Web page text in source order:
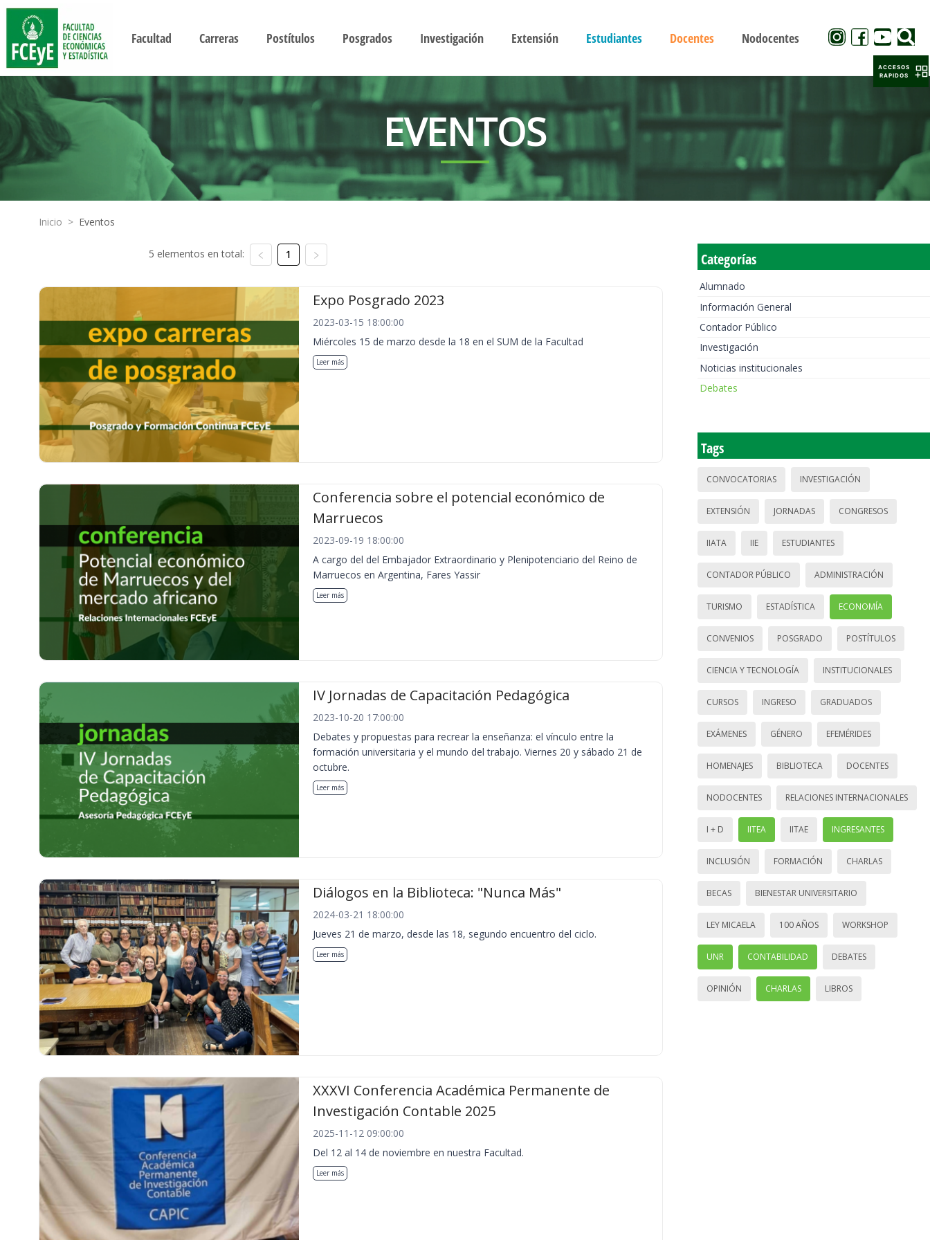
Facultad Carreras Postítulos Posgrados Investigación Extensión Estudiantes Docentes Nodocentes
EVENTOS
Inicio > Eventos
5 elementos en total: 1
Expo Posgrado 2023
2023-03-15 18:00:00
Miércoles 15 de marzo desde la 18 en el SUM de la Facultad
Leer más
Conferencia sobre el potencial económico de
Marruecos
2023-09-19 18:00:00
A cargo del del Embajador Extraordinario y Plenipotenciario del Reino de
Marruecos en Argentina, Fares Yassir
Leer más
IV Jornadas de Capacitación Pedagógica
2023-10-20 17:00:00
Debates y propuestas para recrear la enseñanza: el vínculo entre la
formación universitaria y el mundo del trabajo. Viernes 20 y sábado 21 de
octubre.
Leer más
Diálogos en la Biblioteca: "Nunca Más"
2024-03-21 18:00:00
Jueves 21 de marzo, desde las 18, segundo encuentro del ciclo.
Leer más
XXXVI Conferencia Académica Permanente de
Investigación Contable 2025
2025-11-12 09:00:00
Del 12 al 14 de noviembre en nuestra Facultad.
Leer más
Categorías
Alumnado
Información General
Contador Público
Investigación
Noticias institucionales
Debates
Tags
CONVOCATORIAS INVESTIGACIÓN
EXTENSIÓN JORNADAS CONGRESOS
IIATA IIE ESTUDIANTES
CONTADOR PÚBLICO ADMINISTRACIÓN
TURISMO ESTADÍSTICA ECONOMÍA
CONVENIOS POSGRADO POSTÍTULOS
CIENCIA Y TECNOLOGÍA INSTITUCIONALES
CURSOS INGRESO GRADUADOS
EXÁMENES GÉNERO EFEMÉRIDES
HOMENAJES BIBLIOTECA DOCENTES
NODOCENTES RELACIONES INTERNACIONALES
I + D IITEA IITAE INGRESANTES
INCLUSIÓN FORMACIÓN CHARLAS
BECAS BIENESTAR UNIVERSITARIO
LEY MICAELA 100 AÑOS WORKSHOP
UNR CONTABILIDAD DEBATES
OPINIÓN CHARLAS LIBROS
ACCESOS
RAPIDOS